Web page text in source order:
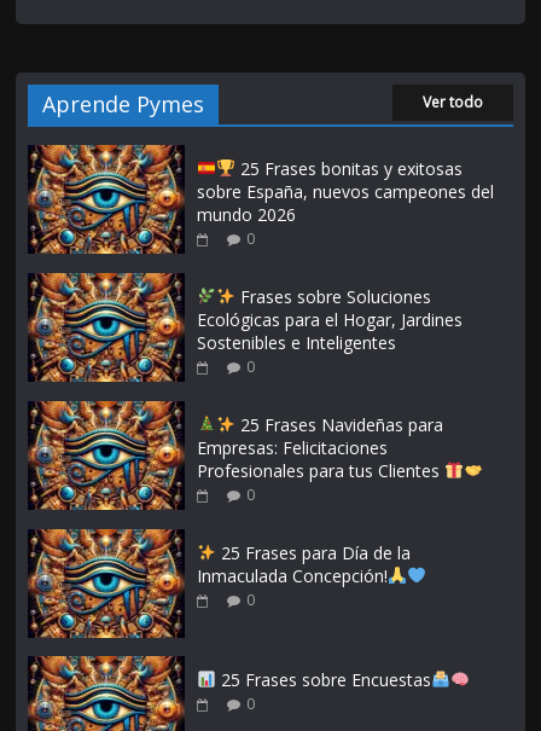
Aprende Pymes Ver todo
25 Frases bonitas y exitosas
sobre España, nuevos campeones del
mundo 2026
0
Frases sobre Soluciones
Ecológicas para el Hogar, Jardines
Sostenibles e Inteligentes
0
25 Frases Navideñas para
Empresas: Felicitaciones
Profesionales para tus Clientes
0
25 Frases para Día de la
Inmaculada Concepción!
0
25 Frases sobre Encuestas
0